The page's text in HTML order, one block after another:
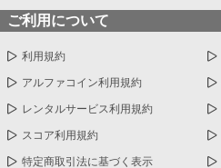
ご利用について
利用規約
アルファコイン利用規約
レンタルサービス利用規約
スコア利用規約
特定商取引法に基づく表示